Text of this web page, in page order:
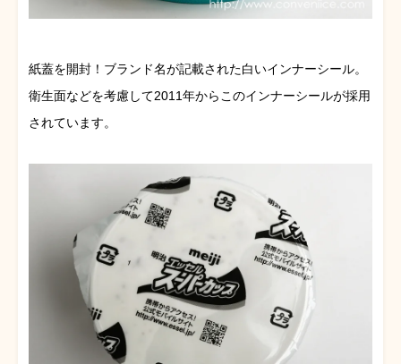
紙蓋を開封！ブランド名が記載された白いインナーシール。
衛生面などを考慮して2011年からこのインナーシールが採用
されています。